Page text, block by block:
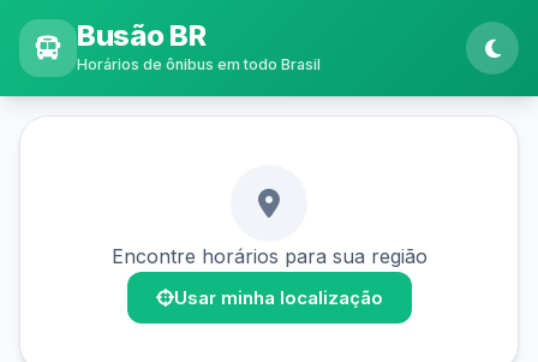
Busão BR
Horários de ônibus em todo Brasil
Encontre horários para sua região
Usar minha localização